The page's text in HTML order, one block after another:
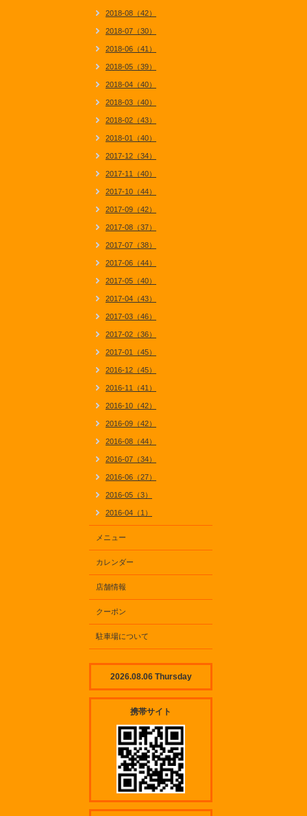
2018-08（42）
2018-07（30）
2018-06（41）
2018-05（39）
2018-04（40）
2018-03（40）
2018-02（43）
2018-01（40）
2017-12（34）
2017-11（40）
2017-10（44）
2017-09（42）
2017-08（37）
2017-07（38）
2017-06（44）
2017-05（40）
2017-04（43）
2017-03（46）
2017-02（36）
2017-01（45）
2016-12（45）
2016-11（41）
2016-10（42）
2016-09（42）
2016-08（44）
2016-07（34）
2016-06（27）
2016-05（3）
2016-04（1）
メニュー
カレンダー
店舗情報
クーポン
駐車場について
2026.08.06 Thursday
携帯サイト